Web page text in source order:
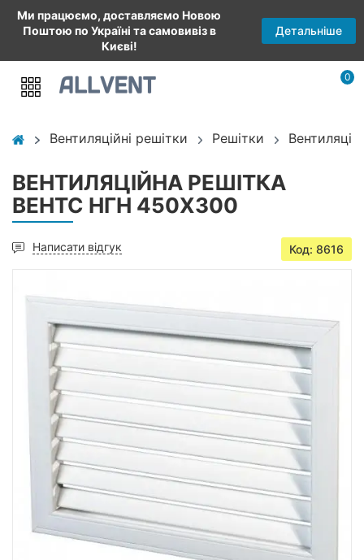
Ми працюємо, доставляємо Новою
Поштою по Україні та самовивіз в
Києві!
Детальніше
0
Вентиляційні решітки Решітки
ВЕНТИЛЯЦІЙНА РЕШІТКА
ВЕНТС НГН 450Х300
Написати відгук Код: 8616